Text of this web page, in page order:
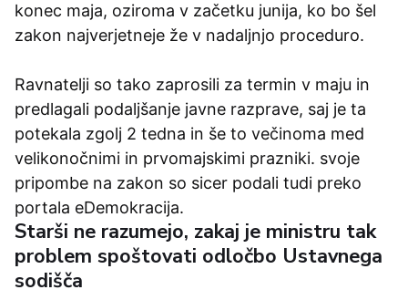
konec maja, oziroma v začetku junija, ko bo šel
zakon najverjetneje že v nadaljnjo proceduro.
Ravnatelji so tako zaprosili za termin v maju in
predlagali podaljšanje javne razprave, saj je ta
potekala zgolj 2 tedna in še to večinoma med
velikonočnimi in prvomajskimi prazniki. svoje
pripombe na zakon so sicer podali tudi preko
portala eDemokracija.
Starši ne razumejo, zakaj je ministru tak
problem spoštovati odločbo Ustavnega
sodišča